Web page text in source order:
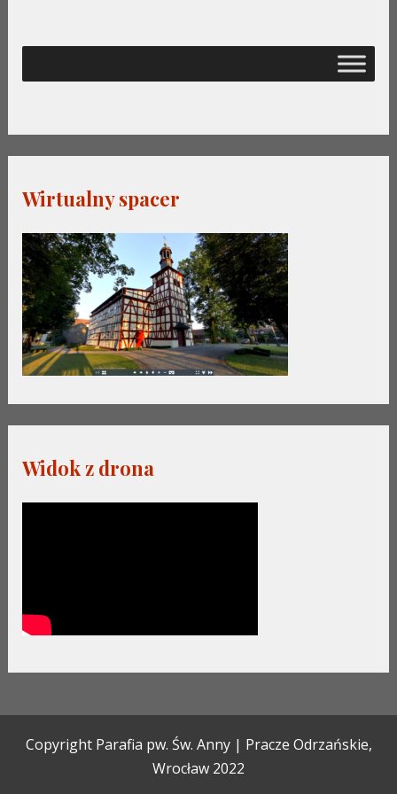
Wirtualny spacer
Widok z drona
Copyright Parafia pw. Św. Anny | Pracze Odrzańskie,
Wrocław 2022